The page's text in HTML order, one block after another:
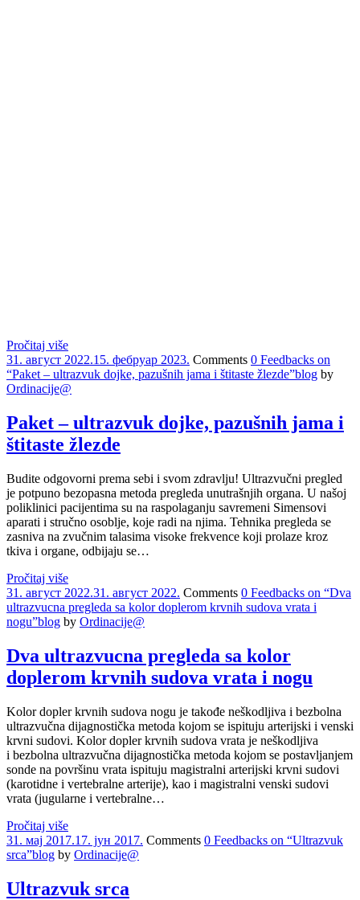
Pročitaj više
31. август 2022.15. фебруар 2023. Comments 0 Feedbacks on
“Paket – ultrazvuk dojke, pazušnih jama i štitaste žlezde”blog by
Ordinacije@
Paket – ultrazvuk dojke, pazušnih jama i
štitaste žlezde
Budite odgovorni prema sebi i svom zdravlju! Ultrazvučni pregled
je potpuno bezopasna metoda pregleda unutrašnjih organa. U našoj
poliklinici pacijentima su na raspolaganju savremeni Simensovi
aparati i stručno osoblje, koje radi na njima. Tehnika pregleda se
zasniva na zvučnim talasima visoke frekvence koji prolaze kroz
tkiva i organe, odbijaju se…
Pročitaj više
31. август 2022.31. август 2022. Comments 0 Feedbacks on “Dva
ultrazvucna pregleda sa kolor doplerom krvnih sudova vrata i
nogu”blog by Ordinacije@
Dva ultrazvucna pregleda sa kolor
doplerom krvnih sudova vrata i nogu
Kolor dopler krvnih sudova nogu je takođe neškodljiva i bezbolna
ultrazvučna dijagnostička metoda kojom se ispituju arterijski i venski
krvni sudovi. Kolor dopler krvnih sudova vrata je neškodljiva
i bezbolna ultrazvučna dijagnostička metoda kojom se postavljanjem
sonde na površinu vrata ispituju magistralni arterijski krvni sudovi
(karotidne i vertebralne arterije), kao i magistralni venski sudovi
vrata (jugularne i vertebralne…
Pročitaj više
31. мај 2017.17. јун 2017. Comments 0 Feedbacks on “Ultrazvuk
srca”blog by Ordinacije@
Ultrazvuk srca